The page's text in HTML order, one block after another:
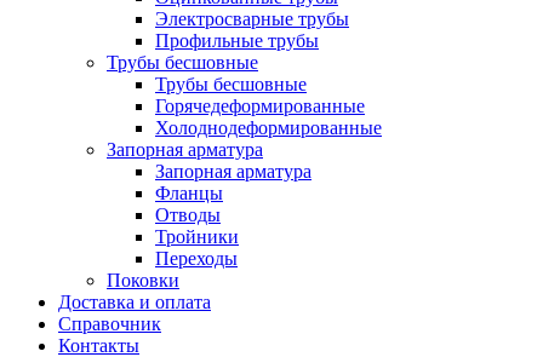
Электросварные трубы
Профильные трубы
Трубы бесшовные
Трубы бесшовные
Горячедеформированные
Холоднодеформированные
Запорная арматура
Запорная арматура
Фланцы
Отводы
Тройники
Переходы
Поковки
Доставка и оплата
Справочник
Контакты